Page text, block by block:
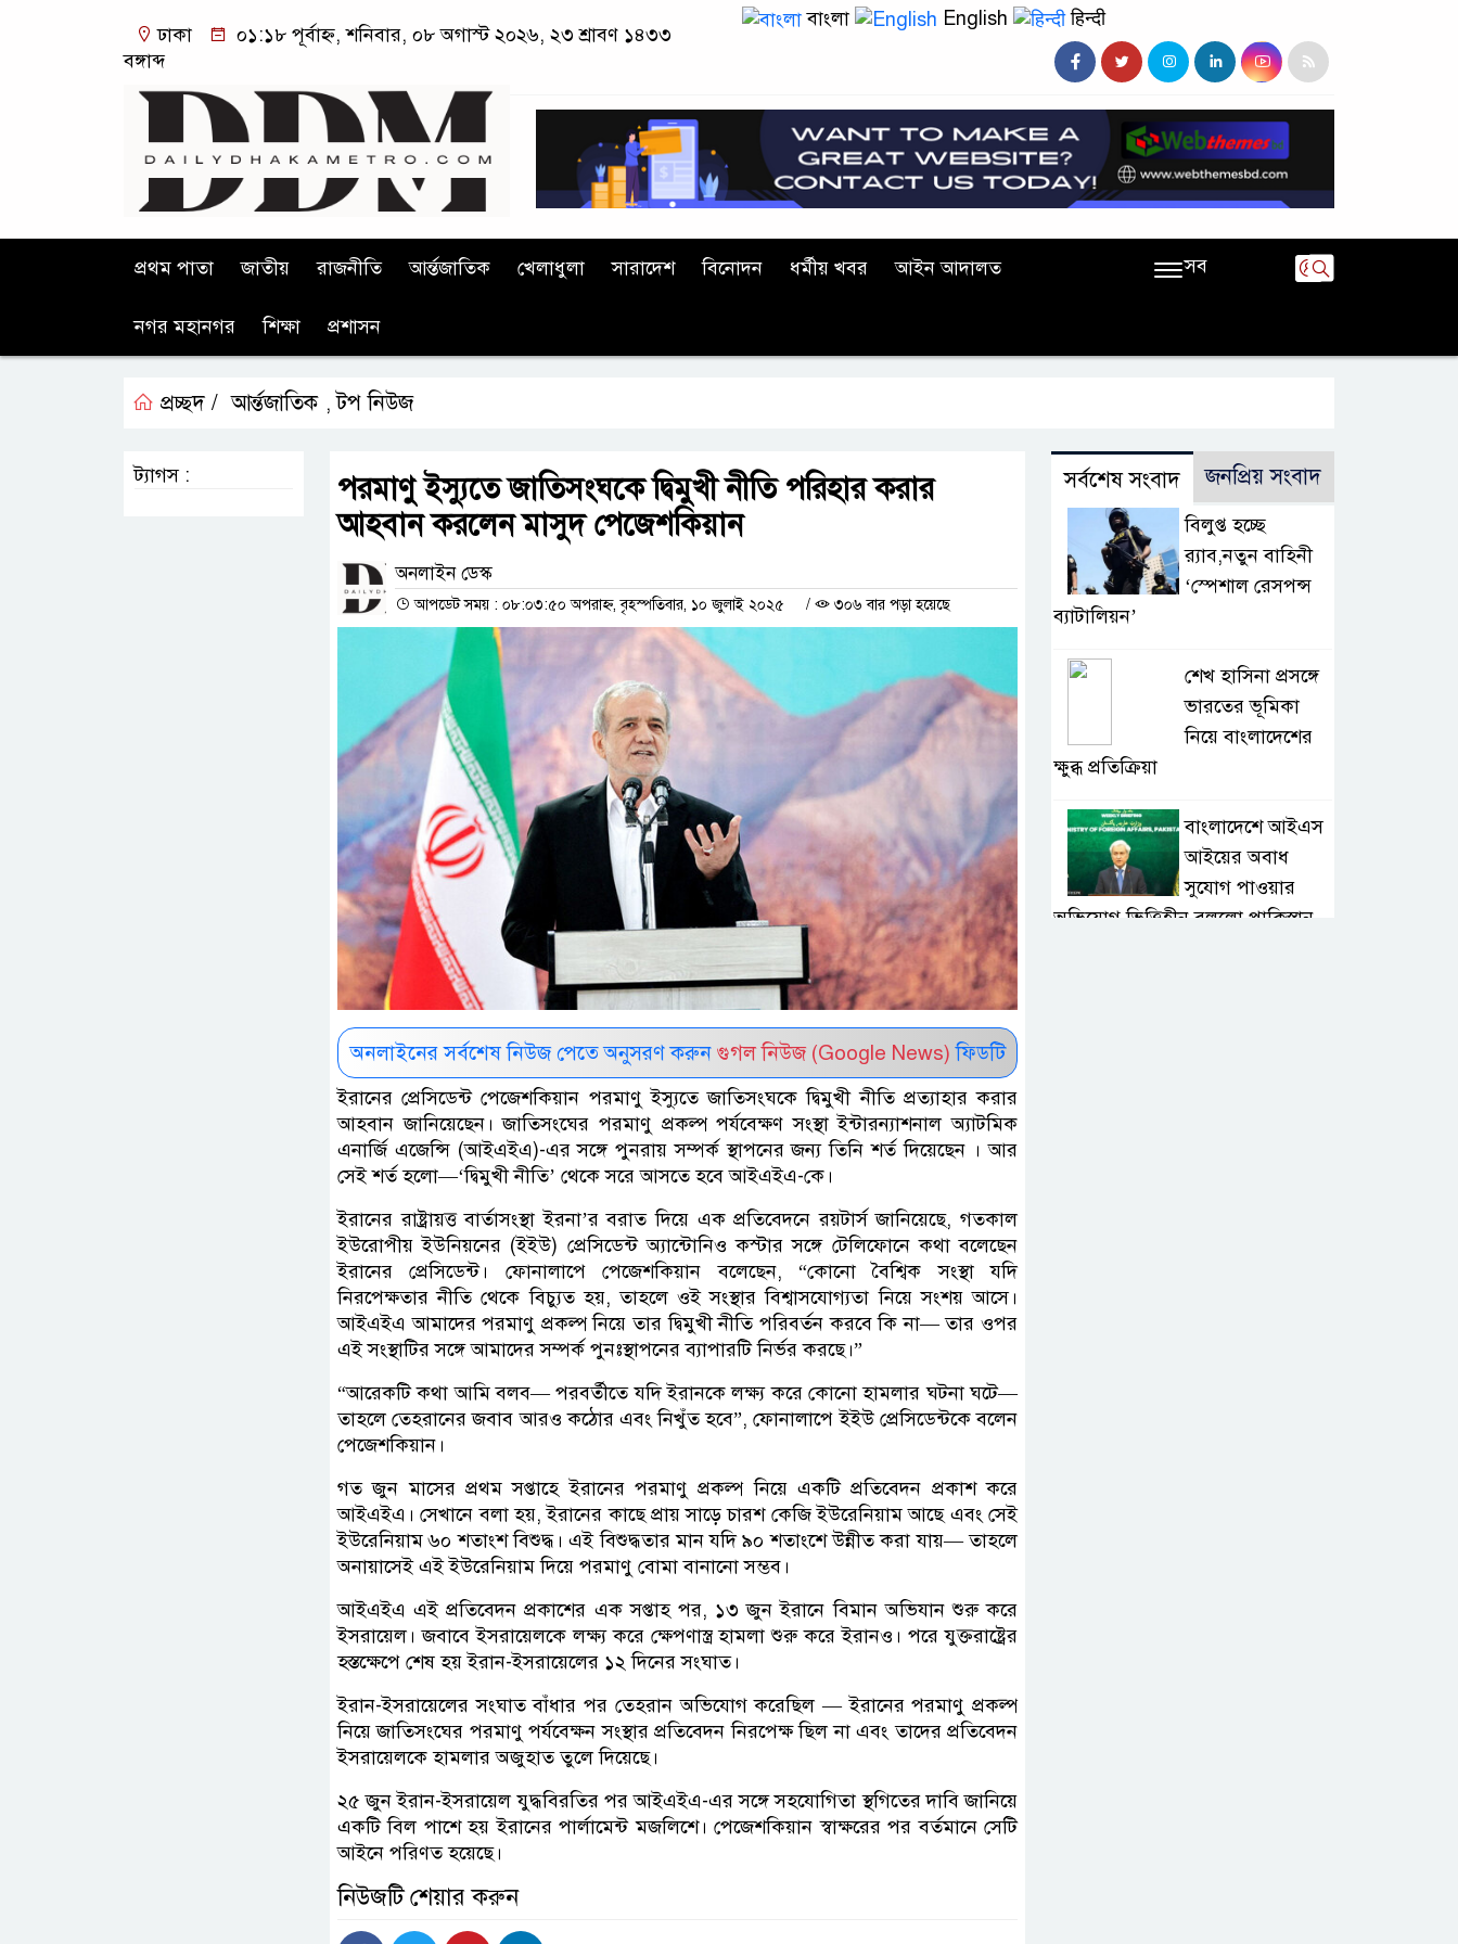
ঢাকা
০১:১৮ পূর্বাহ্ন, শনিবার, ০৮ অগাস্ট ২০২৬, ২৩ শ্রাবণ ১৪৩৩
বঙ্গাব্দ
বাংলা English हिन्दी
প্রথম পাতা জাতীয় রাজনীতি আর্ন্তজাতিক খেলাধুলা সারাদেশ বিনোদন ধর্মীয় খবর আইন আদালত
নগর মহানগর শিক্ষা প্রশাসন
সব
প্রচ্ছদ / আর্ন্তজাতিক ,টপ নিউজ
পরমাণু ইস্যুতে জাতিসংঘকে দ্বিমুখী নীতি পরিহার করার
আহবান করলেন মাসুদ পেজেশকিয়ান
অনলাইন ডেস্ক
আপডেট সময় : ০৮:০৩:৫০ অপরাহ্ন, বৃহস্পতিবার, ১০ জুলাই ২০২৫ / ৩০৬ বার পড়া হয়েছে
অনলাইনের সর্বশেষ নিউজ পেতে অনুসরণ করুন গুগল নিউজ (Google News) ফিডটি
ইরানের প্রেসিডেন্ট পেজেশকিয়ান পরমাণু ইস্যুতে জাতিসংঘকে দ্বিমুখী নীতি প্রত্যাহার করার
আহবান জানিয়েছেন। জাতিসংঘের পরমাণু প্রকল্প পর্যবেক্ষণ সংস্থা ইন্টারন্যাশনাল অ্যাটমিক
এনার্জি এজেন্সি (আইএইএ)-এর সঙ্গে পুনরায় সম্পর্ক স্থাপনের জন্য তিনি শর্ত দিয়েছেন । আর
সেই শর্ত হলো—‘দ্বিমুখী নীতি’ থেকে সরে আসতে হবে আইএইএ-কে।
ইরানের রাষ্ট্রায়ত্ত বার্তাসংস্থা ইরনা’র বরাত দিয়ে এক প্রতিবেদনে রয়টার্স জানিয়েছে, গতকাল
ইউরোপীয় ইউনিয়নের (ইইউ) প্রেসিডেন্ট অ্যান্টোনিও কস্টার সঙ্গে টেলিফোনে কথা বলেছেন
ইরানের প্রেসিডেন্ট। ফোনালাপে পেজেশকিয়ান বলেছেন, “কোনো বৈশ্বিক সংস্থা যদি
নিরপেক্ষতার নীতি থেকে বিচ্যুত হয়, তাহলে ওই সংস্থার বিশ্বাসযোগ্যতা নিয়ে সংশয় আসে।
আইএইএ আমাদের পরমাণু প্রকল্প নিয়ে তার দ্বিমুখী নীতি পরিবর্তন করবে কি না— তার ওপর
এই সংস্থাটির সঙ্গে আমাদের সম্পর্ক পুনঃস্থাপনের ব্যাপারটি নির্ভর করছে।”
“আরেকটি কথা আমি বলব— পরবর্তীতে যদি ইরানকে লক্ষ্য করে কোনো হামলার ঘটনা ঘটে—
তাহলে তেহরানের জবাব আরও কঠোর এবং নিখুঁত হবে”, ফোনালাপে ইইউ প্রেসিডেন্টকে বলেন
পেজেশকিয়ান।
গত জুন মাসের প্রথম সপ্তাহে ইরানের পরমাণু প্রকল্প নিয়ে একটি প্রতিবেদন প্রকাশ করে
আইএইএ। সেখানে বলা হয়, ইরানের কাছে প্রায় সাড়ে চারশ কেজি ইউরেনিয়াম আছে এবং সেই
ইউরেনিয়াম ৬০ শতাংশ বিশুদ্ধ। এই বিশুদ্ধতার মান যদি ৯০ শতাংশে উন্নীত করা যায়— তাহলে
অনায়াসেই এই ইউরেনিয়াম দিয়ে পরমাণু বোমা বানানো সম্ভব।
আইএইএ এই প্রতিবেদন প্রকাশের এক সপ্তাহ পর, ১৩ জুন ইরানে বিমান অভিযান শুরু করে
ইসরায়েল। জবাবে ইসরায়েলকে লক্ষ্য করে ক্ষেপণাস্ত্র হামলা শুরু করে ইরানও। পরে যুক্তরাষ্ট্রের
হস্তক্ষেপে শেষ হয় ইরান-ইসরায়েলের ১২ দিনের সংঘাত।
ইরান-ইসরায়েলের সংঘাত বাঁধার পর তেহরান অভিযোগ করেছিল — ইরানের পরমাণু প্রকল্প
নিয়ে জাতিসংঘের পরমাণু পর্যবেক্ষন সংস্থার প্রতিবেদন নিরপেক্ষ ছিল না এবং তাদের প্রতিবেদন
ইসরায়েলকে হামলার অজুহাত তুলে দিয়েছে।
২৫ জুন ইরান-ইসরায়েল যুদ্ধবিরতির পর আইএইএ-এর সঙ্গে সহযোগিতা স্থগিতের দাবি জানিয়ে
একটি বিল পাশে হয় ইরানের পার্লামেন্ট মজলিশে। পেজেশকিয়ান স্বাক্ষরের পর বর্তমানে সেটি
আইনে পরিণত হয়েছে।
নিউজটি শেয়ার করুন
ট্যাগস : সর্বশেষ সংবাদ জনপ্রিয় সংবাদ
বিলুপ্ত হচ্ছে
র‍্যাব,নতুন বাহিনী
‘স্পেশাল রেসপন্স
ব্যাটালিয়ন’
শেখ হাসিনা প্রসঙ্গে
ভারতের ভূমিকা
নিয়ে বাংলাদেশের
ক্ষুব্ধ প্রতিক্রিয়া
বাংলাদেশে আইএস
আইয়ের অবাধ
সুযোগ পাওয়ার
অভিযোগ ভিত্তিহীন বললো পাকিস্তান